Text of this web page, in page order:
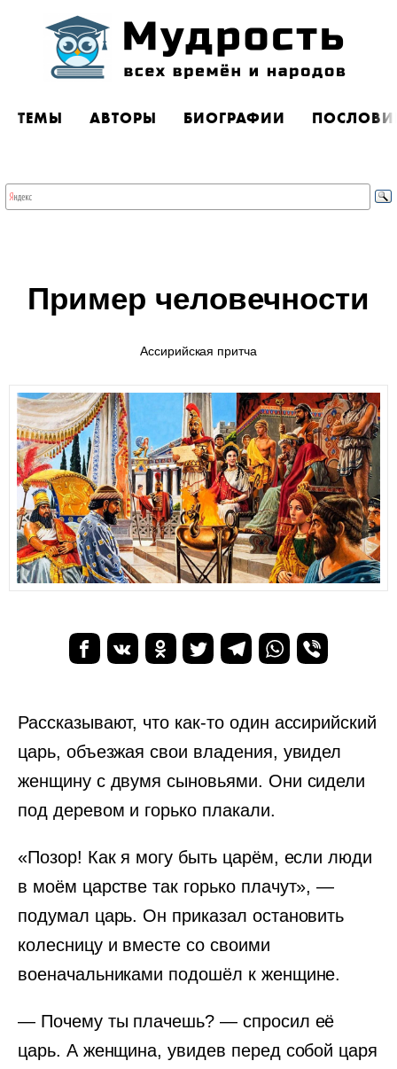
ТЕМЫ АВТОРЫ БИОГРАФИИ
Пример человечности
Ассирийская притча
Рассказывают, что как-то один ассирийский
царь, объезжая свои владения, увидел
женщину с двумя сыновьями. Они сидели
под деревом и горько плакали.
«Позор! Как я могу быть царём, если люди
в моём царстве так горько плачут», —
подумал царь. Он приказал остановить
колесницу и вместе со своими
военачальниками подошёл к женщине.
— Почему ты плачешь? — спросил её
царь. А женщина, увидев перед собой царя